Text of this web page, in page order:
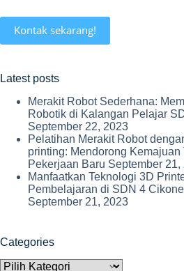
Kontak sekarang!
Latest posts
Merakit Robot Sederhana:
Robotik di Kalangan Pelajar
September 22, 2023
Pelatihan Merakit Robot
printing: Mendorong Kemajuan
Pekerjaan Baru September 21,
Manfaatkan Teknologi 3D
Pembelajaran di SDN 4
September 21, 2023
Categories
Categories